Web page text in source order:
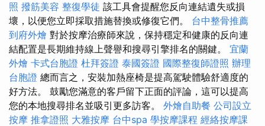
照 撥筋美容 整復學徒 該工具會提醒您反向連結遺失或損
壞，以便您立即採取措施替換或修復它們。 台中整骨推薦
到府外燴 對於按摩治療師來說，保持穩定和健康的反向連
結配置是長期維持線上聲譽和搜尋引擎排名的關鍵。 宜蘭
外燴 卡式台胞證 杜拜簽證 泰國簽證 國際整復師證照 辦理
台胞證 總而言之，安裝加熱座椅是提高駕駛體驗舒適度的
好方法。 鼓勵您滿意的客戶留下正面的評論，這可以提高
您的本地搜尋排名並吸引更多訪客。 外燴自助餐 公司設立
按摩 推拿證照 大雅按摩 台中spa 學按摩課程 經絡按摩課